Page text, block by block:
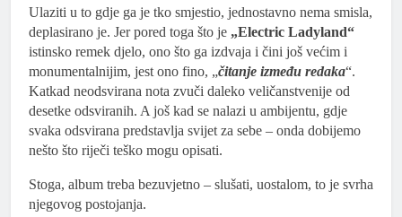
Ulaziti u to gdje ga je tko smjestio, jednostavno nema smisla,
deplasirano je. Jer pored toga što je „Electric Ladyland“
istinsko remek djelo, ono što ga izdvaja i čini još većim i
monumentalnijim, jest ono fino, „čitanje između redaka“.
Katkad neodsvirana nota zvuči daleko veličanstvenije od
desetke odsviranih. A još kad se nalazi u ambijentu, gdje
svaka odsvirana predstavlja svijet za sebe – onda dobijemo
nešto što riječi teško mogu opisati.
Stoga, album treba bezuvjetno – slušati, uostalom, to je svrha
njegovog postojanja.